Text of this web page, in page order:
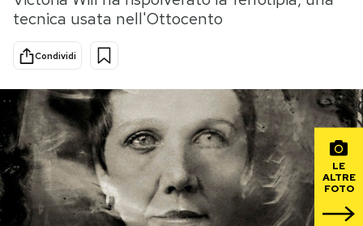
Scienza
Cultura
Economia
Sport
Media
Mondiali calcio 2026
PODCAST
NEWSLETTER
tecnica usata nell'Ottocento
Condividi
LE
ALTRE
FOTO